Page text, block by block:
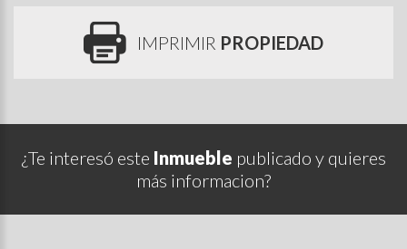
IMPRIMIR PROPIEDAD
¿Te interesó este Inmueble publicado y quieres
más informacion?